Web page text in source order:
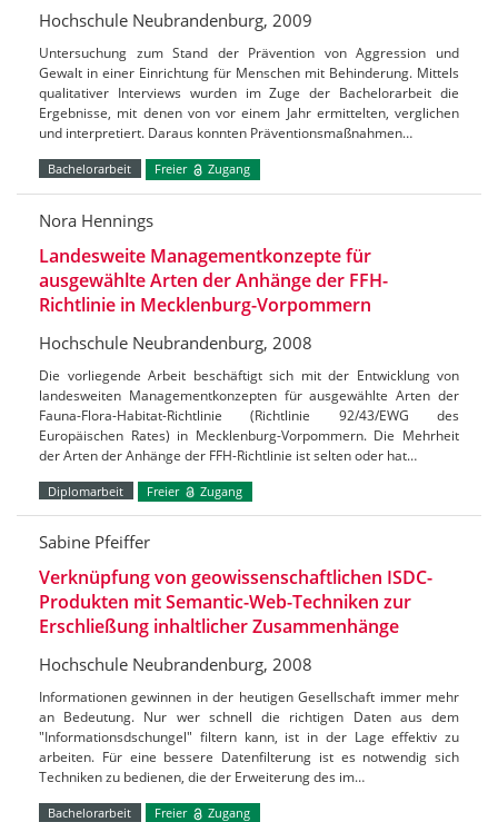
Hochschule Neubrandenburg, 2009
Untersuchung zum Stand der Prävention von Aggression und
Gewalt in einer Einrichtung für Menschen mit Behinderung. Mittels
qualitativer Interviews wurden im Zuge der Bachelorarbeit die
Ergebnisse, mit denen von vor einem Jahr ermittelten, verglichen
und interpretiert. Daraus konnten Präventionsmaßnahmen…
Bachelorarbeit Freier Zugang
Nora Hennings
Landesweite Managementkonzepte für
ausgewählte Arten der Anhänge der FFH-
Richtlinie in Mecklenburg-Vorpommern
Hochschule Neubrandenburg, 2008
Die vorliegende Arbeit beschäftigt sich mit der Entwicklung von
landesweiten Managementkonzepten für ausgewählte Arten der
Fauna-Flora-Habitat-Richtlinie (Richtlinie 92/43/EWG des
Europäischen Rates) in Mecklenburg-Vorpommern. Die Mehrheit
der Arten der Anhänge der FFH-Richtlinie ist selten oder hat…
Diplomarbeit Freier Zugang
Sabine Pfeiffer
Verknüpfung von geowissenschaftlichen ISDC-
Produkten mit Semantic-Web-Techniken zur
Erschließung inhaltlicher Zusammenhänge
Hochschule Neubrandenburg, 2008
Informationen gewinnen in der heutigen Gesellschaft immer mehr
an Bedeutung. Nur wer schnell die richtigen Daten aus dem
"Informationsdschungel" filtern kann, ist in der Lage effektiv zu
arbeiten. Für eine bessere Datenfilterung ist es notwendig sich
Techniken zu bedienen, die der Erweiterung des im…
Bachelorarbeit Freier Zugang